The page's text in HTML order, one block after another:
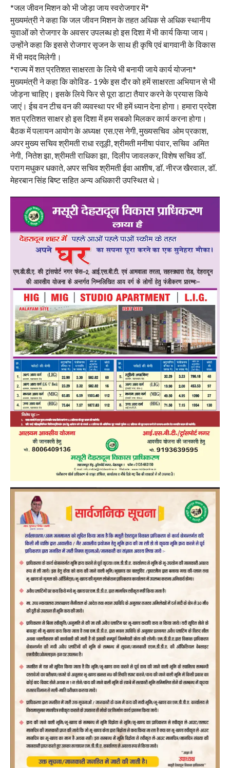
*जल जीवन मिशन को भी जोड़ा जाय स्वरोजगार में*
मुख्यमंत्री ने कहा कि जल जीवन मिशन के तहत अधिक से अधिक स्थानीय
युवाओं को रोजगार के अवसर उपलब्ध हो इस दिशा में भी कार्य किया जाय।
उन्होंने कहा कि इससे रोजगार सृजन के साथ ही कृषि एवं बागवानी के विकास
में भी मदद मिलेगी।
*राज्य में शत प्रतिशत साक्षरता के लिये भी बनायी जाये कार्य योजना*
मुख्यमंत्री ने कहा कि कोविड- 19के इस दौर को हमें साक्षरता अभियान से भी
जोड़ना चाहिए। इसके लिये फिर से पूरा डाटा तैयार करने के प्रयास किये
जाएं। ईच वन टीच वन की व्यवस्था पर भी हमें ध्यान देना होगा। हमारा प्रदेश
शत प्रतिशत साक्षर हो इस दिशा में हम सबको मिलकर कार्य करना होगा।
बैठक में पलायन आयोग के अध्यक्ष एस.एस नेगी, मुख्यसचिव ओम प्रकाश,
अपर मुख्य सचिव श्रीमती राधा रतूड़ी, श्रीमती मनीषा पंवार, सचिव अमित
नेगी, नितेश झा, श्रीमती राधिका झा, दिलीप जावलकर, विशेष सचिव डॉ.
पराग मधुकर धकाते, अपर सचिव श्रीमती ईवा आशीष, डॉ. नीरज खैरवाल, डॉ.
मेहरबान सिंह बिष्ट सहित अन्य अधिकारी उपस्थित थे।